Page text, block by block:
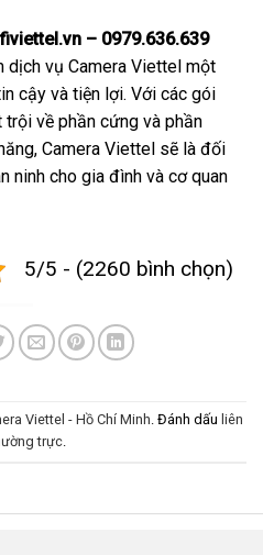
– 0979.636.639
dịch vụ Camera Viettel một
cậy và tiện lợi. Với các gói
về phần cứng và phần
Camera Viettel sẽ là đối
ninh cho gia đình và cơ quan
5/5 - (2260 bình chọn)
Viettel - Hồ Chí Minh. Đánh dấu liên
trực.